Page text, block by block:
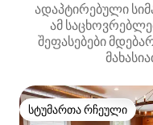
ადაპტირებული
ამ
შეფასებები
სტუმართა რჩეული
სტუმართა რჩეული